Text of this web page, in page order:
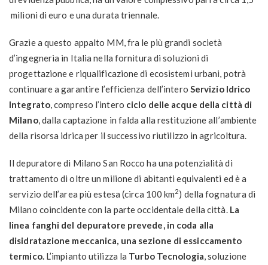
milioni di euro e una durata triennale.
Grazie a questo appalto MM, fra le più grandi società
d’ingegneria in Italia nella fornitura di soluzioni di
progettazione e riqualificazione di ecosistemi urbani, potrà
continuare a garantire l’efficienza dell’intero Servizio Idrico
Integrato, compreso l’intero ciclo delle acque della città di
Milano, dalla captazione in falda alla restituzione all’ambiente
della risorsa idrica per il successivo riutilizzo in agricoltura.
Il depuratore di Milano San Rocco ha una potenzialità di
trattamento di oltre un milione di abitanti equivalenti ed è a
servizio dell’area più estesa (circa 100 km2) della fognatura di
Milano coincidente con la parte occidentale della città. La
linea fanghi del depuratore prevede, in coda alla
disidratazione meccanica, una sezione di essiccamento
termico.L’impianto utilizza la Turbo Tecnologia, soluzione